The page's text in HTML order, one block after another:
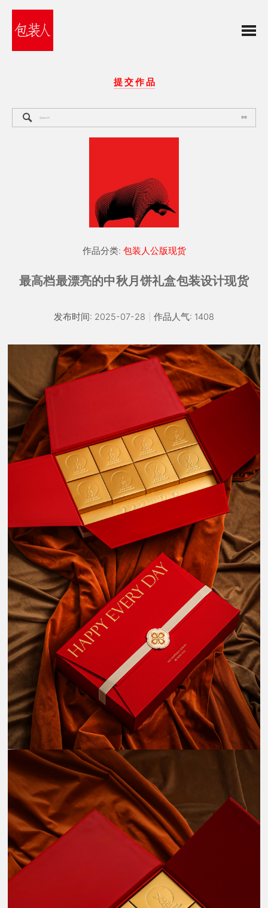
提 交 作 品
搜索
作品分类: 包装人公版现货
最高档最漂亮的中秋月饼礼盒包装设计现货
发布时间: 2025-07-28 作品人气: 1408